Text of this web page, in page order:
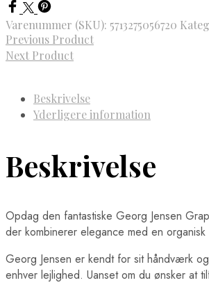
Varenummer (SKU): 5713275056720
Previous Product
Next Product
Beskrivelse
Yderligere information
Beskrivelse
Opdag den fantastiske Georg Jensen
der kombinerer elegance med en
Georg Jensen er kendt for sit håndværk
enhver lejlighed. Uanset om du ønsker at